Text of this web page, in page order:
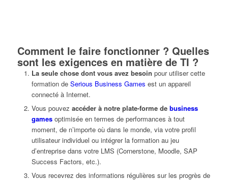
Comment le faire fonctionner ? Quelles
sont les exigences en matière de TI ?
La seule chose dont vous avez besoin pour utiliser cette
formation de Serious Business Games est un appareil
connecté à Internet.
Vous pouvez accéder à notre plate-forme de business
gamesoptimisée en termes de performances à tout
moment, de n’importe où dans le monde, via votre profil
utilisateur individuel ou intégrer la formation au jeu
d’entreprise dans votre LMS (Cornerstone, Moodle, SAP
Success Factors, etc.).
Vous recevrez des informations régulières sur les progrès de